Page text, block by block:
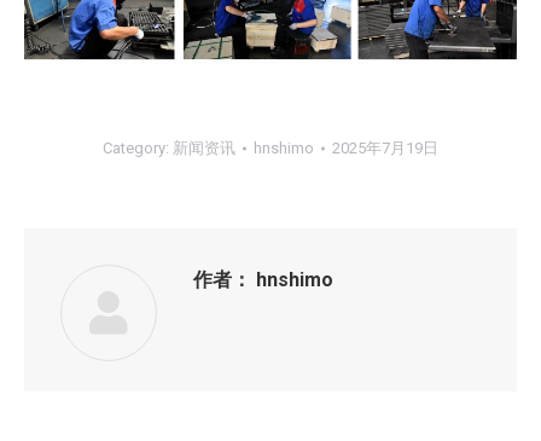
Category: 新闻资讯 hnshimo 2025年7月19日
作者： hnshimo